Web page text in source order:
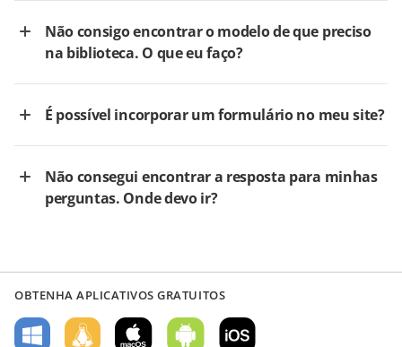
Não consigo encontrar o modelo de que preciso
na biblioteca. O que eu faço?
É possível incorporar um formulário no meu site?
Não consegui encontrar a resposta para minhas
perguntas. Onde devo ir?
OBTENHA APLICATIVOS GRATUITOS